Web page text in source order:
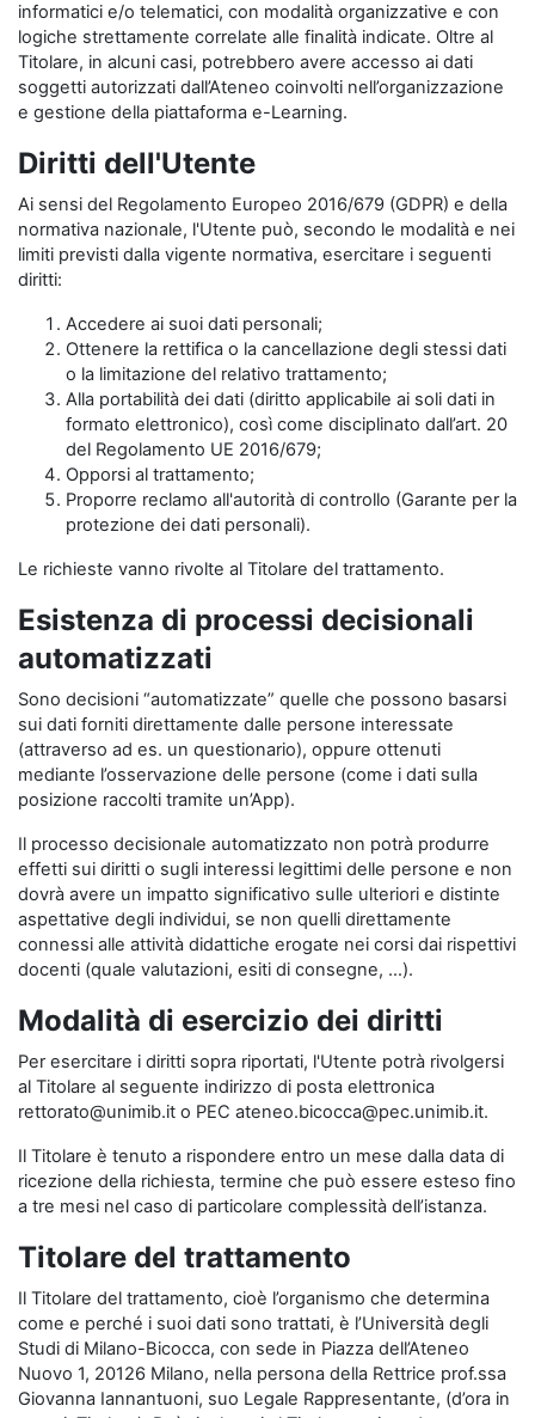
informatici e/o telematici, con modalità organizzative e con
logiche strettamente correlate alle finalità indicate. Oltre al
Titolare, in alcuni casi, potrebbero avere accesso ai dati
soggetti autorizzati dall’Ateneo coinvolti nell’organizzazione
e gestione della piattaforma e-Learning.
Diritti dell'Utente
Ai sensi del Regolamento Europeo 2016/679 (GDPR) e della
normativa nazionale, l'Utente può, secondo le modalità e nei
limiti previsti dalla vigente normativa, esercitare i seguenti
diritti:
Accedere ai suoi dati personali;
Ottenere la rettifica o la cancellazione degli stessi dati
o la limitazione del relativo trattamento;
Alla portabilità dei dati (diritto applicabile ai soli dati in
formato elettronico), così come disciplinato dall’art. 20
del Regolamento UE 2016/679;
Opporsi al trattamento;
Proporre reclamo all'autorità di controllo (Garante per la
protezione dei dati personali).
Le richieste vanno rivolte al Titolare del trattamento.
Esistenza di processi decisionali
automatizzati
Sono decisioni “automatizzate” quelle che possono basarsi
sui dati forniti direttamente dalle persone interessate
(attraverso ad es. un questionario), oppure ottenuti
mediante l’osservazione delle persone (come i dati sulla
posizione raccolti tramite un’App).
Il processo decisionale automatizzato non potrà produrre
effetti sui diritti o sugli interessi legittimi delle persone e non
dovrà avere un impatto significativo sulle ulteriori e distinte
aspettative degli individui, se non quelli direttamente
connessi alle attività didattiche erogate nei corsi dai rispettivi
docenti (quale valutazioni, esiti di consegne, …).
Modalità di esercizio dei diritti
Per esercitare i diritti sopra riportati, l'Utente potrà rivolgersi
al Titolare al seguente indirizzo di posta elettronica
rettorato@unimib.it o PEC ateneo.bicocca@pec.unimib.it.
Il Titolare è tenuto a rispondere entro un mese dalla data di
ricezione della richiesta, termine che può essere esteso fino
a tre mesi nel caso di particolare complessità dell’istanza.
Titolare del trattamento
Il Titolare del trattamento, cioè l’organismo che determina
come e perché i suoi dati sono trattati, è l’Università degli
Studi di Milano-Bicocca, con sede in Piazza dell’Ateneo
Nuovo 1, 20126 Milano, nella persona della Rettrice prof.ssa
Giovanna Iannantuoni, suo Legale Rappresentante, (d’ora in